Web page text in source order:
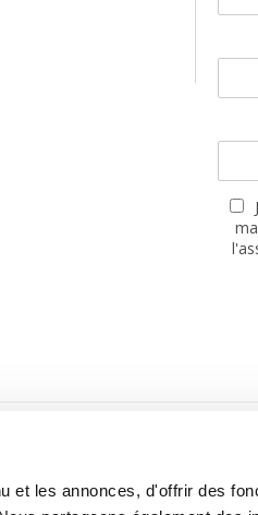
et les annonces, d'offrir des